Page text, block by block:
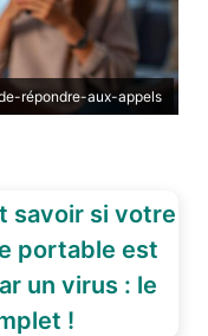
répondre-aux-appels
savoir si votre
portable est
un virus : le
!